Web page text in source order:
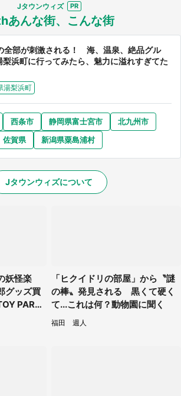
Jタウンウィズ
あんな街、こんな街
全部が刺激される！ 海、温泉、絶品グル
梨浜町に行ってみたら、魅力に溢れすぎてた
湯梨浜町
西条市 静岡県富士宮市
北九州市
佐賀県 新潟県粟島浦村
Jタウンウィズについて
妖怪楽
グッズ買
PARK
「ヒクイドリの部屋」から〝謎
の棒〟発見される 黒くて硬く
て...これは何？動物園に聞く
福田 週人